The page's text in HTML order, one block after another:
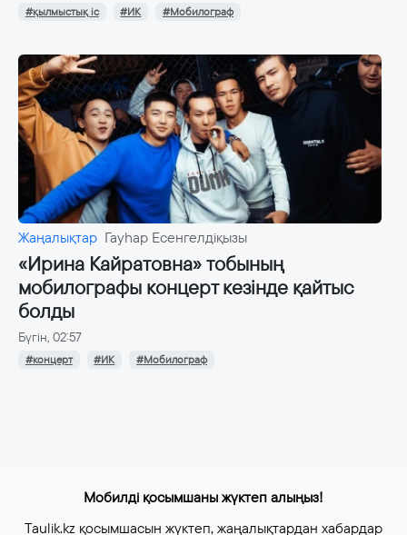
#қылмыстық іс #ИК #Мобилограф
Жаңалықтар Гауһар Есенгелдіқызы
«Ирина Кайратовна» тобының
мобилографы концерт кезінде қайтыс
болды
Бүгін, 02:57
#концерт #ИК #Мобилограф
Мобилді қосымшаны жүктеп алыңыз!
Taulik.kz қосымшасын жүктеп, жаңалықтардан хабардар